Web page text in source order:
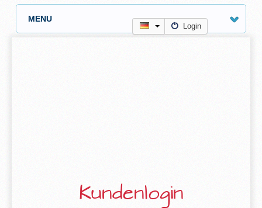
MENU
Login
Kundenlogin